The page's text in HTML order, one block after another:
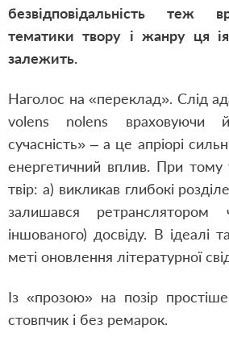
безвідповідальність теж
тематики твору і жанру ця
залежить.
Наголос на «переклад». Слід
volens nolens враховуючи
сучасність» – а це апріорі
енергетичний вплив. При
твір: а) викликав глибокі
залишався ретранслятором
іншованого) досвіду. В ідеалі
меті оновлення літературної
Із «прозою» на позір
стовпчик і без ремарок.